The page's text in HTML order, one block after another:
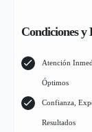
Condiciones y
Atención
Óptimos
Confianza,
Resultados